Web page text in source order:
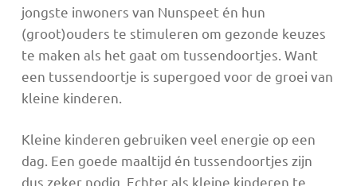
jongste inwoners van Nunspeet én hun
(groot)ouders te stimuleren om gezonde keuzes
te maken als het gaat om tussendoortjes. Want
een tussendoortje is supergoed voor de groei van
kleine kinderen.
Kleine kinderen gebruiken veel energie op een
dag. Een goede maaltijd én tussendoortjes zijn
dus zeker nodig. Echter als kleine kinderen te